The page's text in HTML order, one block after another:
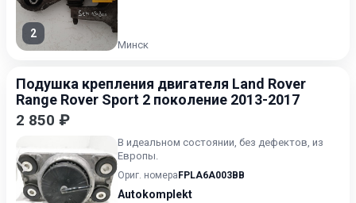
2
Минск
Подушка крепления двигателя Land Rover
Range Rover Sport 2 поколение 2013-2017
2 850 ₽
В идеальном состоянии, без дефектов, из
Европы.
Ориг. номера FPLA6A003BB
Autokomplekt